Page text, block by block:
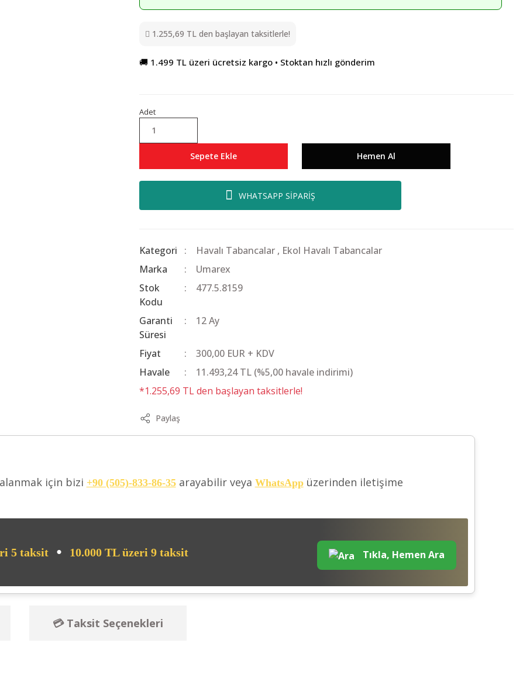
1.255,69 TL den başlayan taksitlerle!
🚚 1.499 TL üzeri ücretsiz kargo • Stoktan hızlı gönderim
Adet
Sepete Ekle Hemen Al
WHATSAPP SİPARİŞ
Kategori Havalı Tabancalar , Ekol Havalı Tabancalar
Marka
Umarex
Stok
Kodu
477.5.8159
Garanti
Süresi
12 Ay
Fiyat
300,00 EUR + KDV
Havale
11.493,24 TL (%5,00 havale indirimi)
*1.255,69 TL den başlayan taksitlerle!
Paylaş
için bizi +90 (505)-833-86-35arayabilir veya WhatsAppüzerinden iletişime
5 taksit • 10.000 TL üzeri 9 taksit Tıkla, Hemen Ara
💳 Taksit Seçenekleri